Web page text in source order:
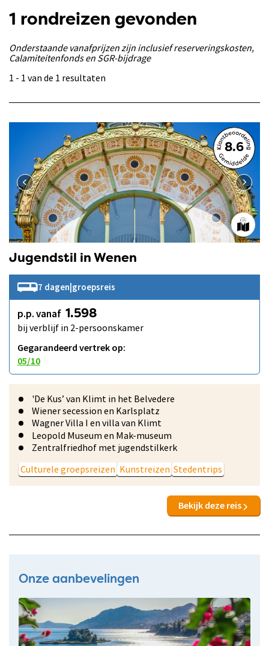
1 rondreizen gevonden
Onderstaande vanafprijzen zijn inclusief reserveringskosten,
Calamiteitenfonds en SGR-bijdrage
1 - 1 van de 1 resultaten
8.6
Jugendstil in Wenen
7 dagen groepsreis
p.p. vanaf 1.598
bij verblijf in 2-persoonskamer
Gegarandeerd vertrek op:
05/10
'De Kus’ van Klimt in het Belvedere
Wiener secession en Karlsplatz
Wagner Villa I en villa van Klimt
Leopold Museum en Mak-museum
Zentralfriedhof met jugendstilkerk
Culturele groepsreizen Kunstreizen Stedentrips
Bekijk deze reis
Onze aanbevelingen